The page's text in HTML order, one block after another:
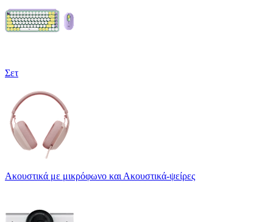
Σετ
Ακουστικά με μικρόφωνο και Ακουστικά-ψείρες